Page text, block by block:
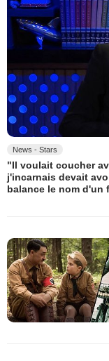
News - Stars
"Il voulait coucher
j'incarnais devait
balance le nom d'un